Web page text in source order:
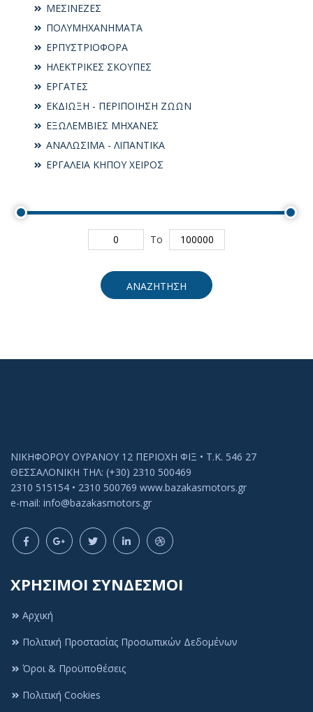
ΜΕΣΙΝΕΖΕΣ
ΠΟΛΥΜΗΧΑΝΗΜΑΤΑ
ΕΡΠΥΣΤΡΙΟΦΟΡΑ
ΗΛΕΚΤΡΙΚΕΣ ΣΚΟΥΠΕΣ
ΕΡΓΑΤΕΣ
ΕΚΔΙΩΞΗ - ΠΕΡΙΠΟΙΗΣΗ ΖΩΩΝ
ΕΞΩΛΕΜΒΙΕΣ ΜΗΧΑΝΕΣ
ΑΝΑΛΩΣΙΜΑ - ΛΙΠΑΝΤΙΚΑ
ΕΡΓΑΛΕΙΑ ΚΗΠΟΥ ΧΕΙΡΟΣ
To
ΑΝΑΖΗΤΗΣΗ
Πολιτική Cookies
ΝΙΚΗΦΟΡΟΥ ΟΥΡΑΝΟΥ 12 ΠΕΡΙΟΧΗ ΦΙΞ • Τ.Κ. 546 27
ΘΕΣΣΑΛΟΝΙΚΗ ΤΗΛ: (+30) 2310 500469
2310 515154 • 2310 500769 www.bazakasmotors.gr
e-mail: info@bazakasmotors.gr
ΧΡΗΣΙΜΟΙ ΣΥΝΔΕΣΜΟΙ
Αρχική
Πολιτική Προστασίας Προσωπικών Δεδομένων
Όροι & Προϋποθέσεις
Πολιτική Cookies